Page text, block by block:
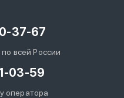
37-67
всей России
03-59
оператора